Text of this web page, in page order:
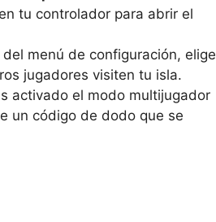
tu controlador para⁢ abrir el
menú de configuración, elige
jugadores⁣ visiten tu isla.
activado el modo ​multijugador
un código de dodo que se